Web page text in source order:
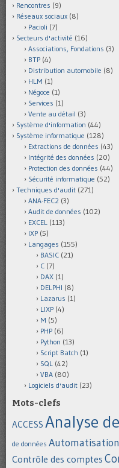
Rencontres (9)
Réseaux sociaux (8)
Pacioli (7)
Secteurs d'activité (16)
Associations, Fondations (3)
BTP (4)
Distribution automobile (8)
HLM (1)
Négoce (1)
Services (1)
Vente au détail (3)
Système d'information (44)
Système informatique (128)
Extractions de données (43)
Intégrité des données (20)
Protection des données (44)
Sécurité informatique (52)
Techniques d'audit (271)
ANA-FEC2 (3)
Audit de données (102)
EXCEL (113)
IXP (5)
Langages (155)
BASIC (21)
C (7)
DAX (1)
DELPHI (8)
Lazarus (1)
LIXP (4)
M (5)
PHP (6)
Python (13)
Script Batch (1)
SQL (42)
VBA (80)
Logiciels d'audit (23)
Mots-clefs
ACCESS Analyse
de données Automatisation
Contrôle des comptes